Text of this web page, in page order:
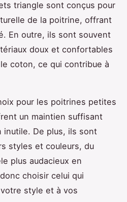
triangle sont conçus pour
de la poitrine, offrant
En outre, ils sont souvent
doux et confortables
coton, ce qui contribue à
pour les poitrines petites
un maintien suffisant
inutile. De plus, ils sont
styles et couleurs, du
plus audacieux en
choisir celui qui
style et à vos